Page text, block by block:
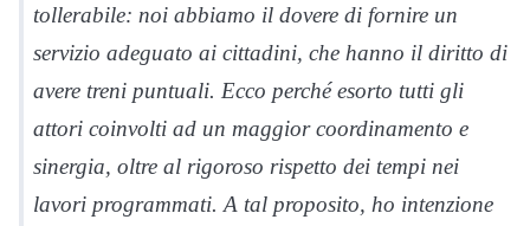
tollerabile: noi abbiamo il dovere di fornire un
servizio adeguato ai cittadini, che hanno il diritto di
avere treni puntuali. Ecco perché esorto tutti gli
attori coinvolti ad un maggior coordinamento e
sinergia, oltre al rigoroso rispetto dei tempi nei
lavori programmati. A tal proposito, ho intenzione